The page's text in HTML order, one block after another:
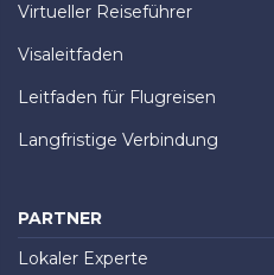
Virtueller Reiseführer
Visaleitfaden
Leitfaden für Flugreisen
Langfristige Verbindung
PARTNER
Lokaler Experte